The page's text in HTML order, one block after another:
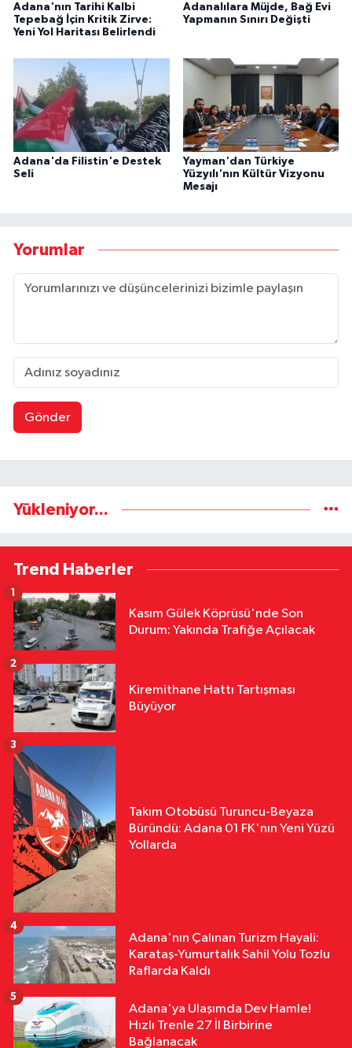
Adana'nın Tarihi Kalbi
Tepebağ İçin Kritik Zirve:
Yeni Yol Haritası Belirlendi
Adanalılara Müjde, Bağ Evi
Yapmanın Sınırı Değişti
Adana'da Filistin'e Destek
Seli
Yayman'dan Türkiye
Yüzyılı'nın Kültür Vizyonu
Mesajı
Yorumlar
Gönder
Yükleniyor...
Trend Haberler
Kasım Gülek Köprüsü'nde Son
Durum: Yakında Trafiğe Açılacak
1
Kiremithane Hattı Tartışması
Büyüyor
2
Takım Otobüsü Turuncu-Beyaza
Büründü: Adana 01 FK'nın Yeni Yüzü
Yollarda
3
Adana'nın Çalınan Turizm Hayali:
Karataş-Yumurtalık Sahil Yolu Tozlu
Raflarda Kaldı
4
Adana'ya Ulaşımda Dev Hamle!
Hızlı Trenle 27 İl Birbirine
Bağlanacak
5